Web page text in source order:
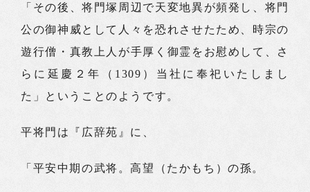
「その後、将門塚周辺で天変地異が頻発し、将門
公の御神威として人々を恐れさせたため、時宗の
遊行僧・真教上人が手厚く御霊をお慰めして、さ
らに延慶２年（1309）当社に奉祀いたしまし
た」ということのようです。
平将門は『広辞苑』に、
「平安中期の武将。高望（たかもち）の孫。